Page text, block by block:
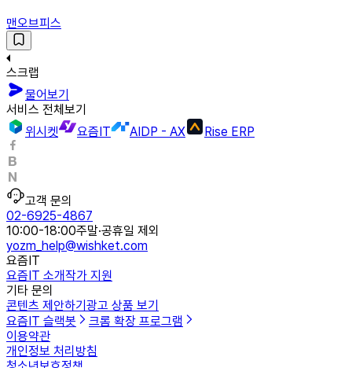
맨오브피스
스크랩
물어보기
서비스 전체보기
위시켓
요즘IT AIDP - AX Rise ERP
고객 문의
02-6925-4867
10:00-18:00주말·공휴일 제외
yozm_help@wishket.com
요즘IT
요즘IT 소개작가 지원
기타 문의
콘텐츠 제안하기 광고 상품 보기
요즘IT 슬랙봇
크롬 확장 프로그램
이용약관
개인정보 처리방침